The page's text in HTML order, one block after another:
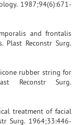
1987;94(6):671-
and frontalis
Plast Reconstr Surg.
rubber string for
Reconstr Surg.
treatment of facial
Surg. 1964;33:446-